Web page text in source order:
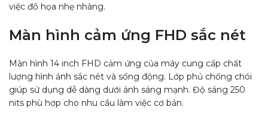
việc đồ họa nhẹ nhàng.
Màn hình cảm ứng FHD sắc nét
Màn hình 14 inch FHD cảm ứng của máy cung cấp chất
lượng hình ảnh sắc nét và sống động. Lớp phủ chống chói
giúp sử dụng dễ dàng dưới ánh sáng mạnh. Độ sáng 250
nits phù hợp cho nhu cầu làm việc cơ bản.